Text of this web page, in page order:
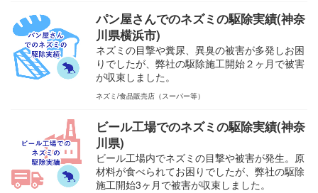
パン屋さんでのネズミの駆除実績(神奈
川県横浜市)
ネズミの目撃や糞尿、異臭の被害が多発しお困
りでしたが、弊社の駆除施工開始２ヶ月で被害
が収束しました。
ネズミ 食品販売店（スーパー等）
ビール工場でのネズミの駆除実績(神奈
川県)
ビール工場内でネズミの目撃や被害が発生。原
材料が食べられてお困りでしたが、弊社の駆除
施工開始3ヶ月で被害が収束しました。